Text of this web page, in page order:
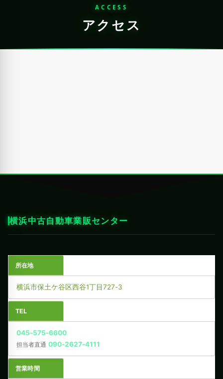
ACCESS
アクセス
横浜中古自動車業販センター
所在地
横浜市保土ケ谷区西谷1丁目727-3
TEL
045-575-6600
担当者直通 090-2627-4111
営業時間